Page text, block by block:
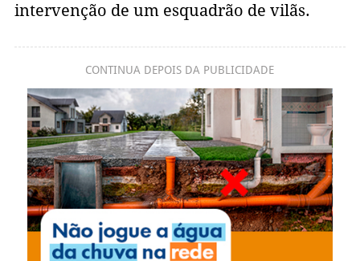
intervenção de um esquadrão de vilãs.
CONTINUA DEPOIS DA PUBLICIDADE